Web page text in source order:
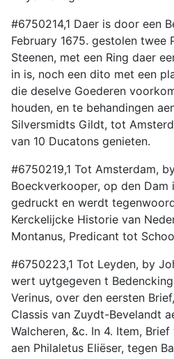
#6750214,1 Daer is door een
February 1675. gestolen twee
Steenen, met een Ring daer
in is, noch een dito met een
die deselve Goederen
houden, en te behandingen
Silversmidts Gildt, tot
van 10 Ducatons genieten.
#6750219,1 Tot Amsterdam,
Boeckverkooper, op den Dam
gedruckt en werdt
Kerckelijcke Historie van
Montanus, Predicant tot
#6750223,1 Tot Leyden, by
wert uytgegeven t
Verinus, over den eersten
Classis van Zuydt-Bevelandt
Walcheren, &c. In 4. Item,
aen Philaletus Eliëser, tegen